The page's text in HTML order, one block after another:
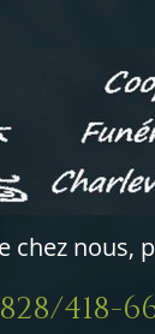
chez nous,
418-